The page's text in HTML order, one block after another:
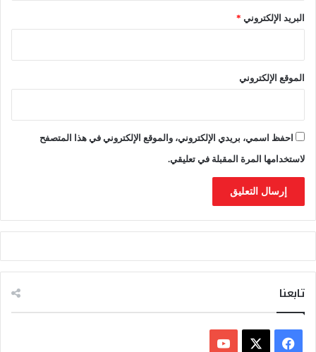
ت
ا
ط
ن
ي
البريد الإلكتروني *
الموقع الإلكتروني
احفظ اسمي، بريدي الإلكتروني، والموقع الإلكتروني في هذا المتصفح
لاستخدامها المرة المقبلة في تعليقي.
تابعنا